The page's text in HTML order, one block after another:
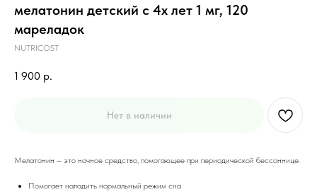
мелатонин детский с 4х лет 1 мг, 120
мареладок
NUTRICOST
1 900 р.
Нет в наличии
Мелатонин – это ночное средство, помогающее при периодической бессоннице.
Помогает наладить нормальный режим сна